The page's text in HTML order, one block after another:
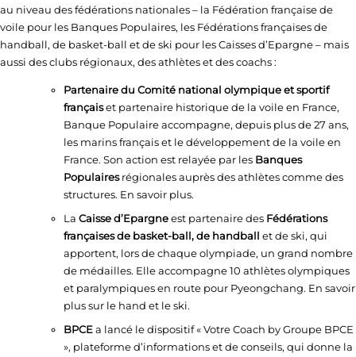
au niveau des fédérations nationales – la Fédération française de
voile pour les Banques Populaires, les Fédérations françaises de
handball, de basket-ball et de ski pour les Caisses d’Epargne – mais
aussi des clubs régionaux, des athlètes et des coachs :
Partenaire du Comité national olympique et sportif
françaiset partenaire historique de la voile en France,
Banque Populaire accompagne, depuis plus de 27 ans,
les marins français et le développement de la voile en
France. Son action est relayée par les Banques
Populairesrégionales auprès des athlètes comme des
structures. En savoir plus.
La Caisse d’Epargneest partenaire des Fédérations
françaises de basket-ball, de handball et de ski, qui
apportent, lors de chaque olympiade, un grand nombre
de médailles. Elle accompagne 10 athlètes olympiques
et paralympiques en route pour Pyeongchang. En savoir
plus sur le hand et le ski.
BPCEa lancé le dispositif « Votre Coach by Groupe BPCE
», plateforme d’informations et de conseils, qui donne la